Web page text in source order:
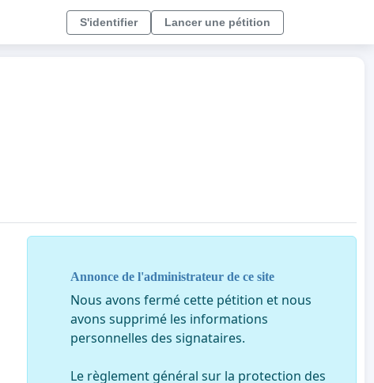
S'identifier Lancer une pétition
Annonce de l'administrateur de ce site
Nous avons fermé cette pétition et nous
avons supprimé les informations
personnelles des signataires.
Le règlement général sur la protection des